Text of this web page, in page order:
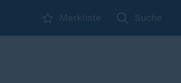
Merkliste Suche